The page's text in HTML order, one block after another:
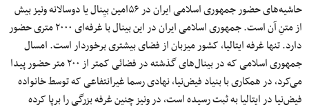
حاشیه‌های حضور جمهوری اسلامی ایران در ۵۶امین بیِنال یا دوسالانه ونیز بیش
از متنِ آن است. جمهوری اسلامی ایران در این بینال با غرفه‌ای ۲۰۰۰ متری حضور
دارد. تنها غرفه ایتالیا، کشور میزبان از فضای بیشتری برخوردار است. امسال
جمهوری اسلامی که در بینال‌های گذشته در فضائی کمتر از ۲۰۰ متر حضور پیدا
می‌کرد، در همکاری با بنیاد فیض‌نیا، نهادی رسما غیرانتفاعی که توسط خانواده
فیض‌نیا در ایتالیا به ثبت رسیده است، در ونیز چنین غرفه بزرگی را برپا کرده